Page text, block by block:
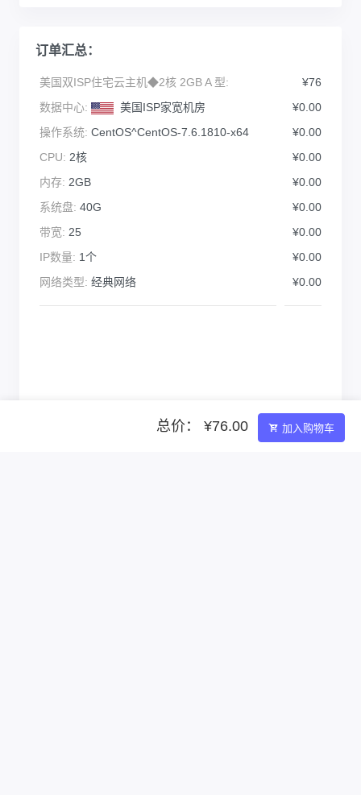
订单汇总：
美国双ISP住宅云主机◆2核 2GB A 型:
¥76
数据中心:
美国ISP家宽机房
¥0.00
操作系统: CentOS^CentOS-7.6.1810-x64
¥0.00
CPU: 2核
¥0.00
内存: 2GB
¥0.00
系统盘: 40G
¥0.00
带宽: 25
¥0.00
IP数量: 1个
¥0.00
网络类型: 经典网络 ¥0.00
总价： ¥76.00 加入购物车